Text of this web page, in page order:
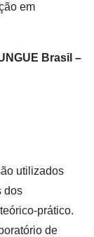
em
Brasil –
utilizados
dos
prático.
de